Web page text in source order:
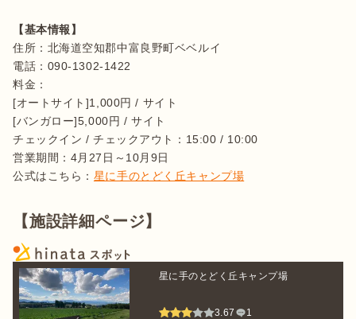
【基本情報】
住所：北海道空知郡中富良野町ベベルイ
電話：090-1302-1422
料金：
[オートサイト]1,000円 / サイト
[バンガロー]5,000円 / サイト
チェックイン / チェックアウト：15:00 / 10:00
営業期間：4月27日～10月9日
公式はこちら： 星に手のとどく丘キャンプ場
【施設詳細ページ】
星に手のとどく丘キャンプ場
3.67 1